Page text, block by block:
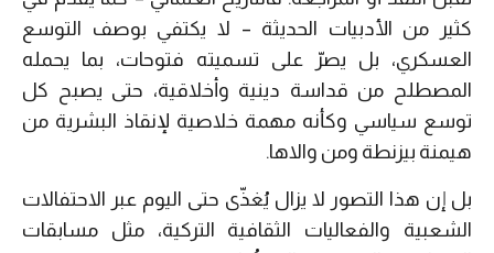
كثير من الأدبيات الحديثة – لا يكتفي بوصف التوسع
العسكري، بل يصرّ على تسميته فتوحات، بما يحمله
المصطلح من قداسة دينية وأخلاقية، حتى يصبح كل
توسع سياسي وكأنه مهمة خلاصية لإنقاذ البشرية من
هيمنة بيزنطة ومن والاها.
بل إن هذا التصور لا يزال يُغذّى حتى اليوم عبر الاحتفالات
الشعبية والفعاليات الثقافية التركية، مثل مسابقات